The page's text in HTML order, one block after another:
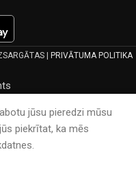
| PRIVĀTUMA POLITIKA
jūsu pieredzi mūsu
piekrītat, ka mēs